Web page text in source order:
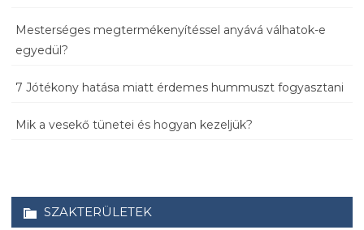
Mesterséges megtermékenyítéssel anyává válhatok-e
egyedül?
7 Jótékony hatása miatt érdemes hummuszt fogyasztani
Mik a vesekő tünetei és hogyan kezeljük?
SZAKTERÜLETEK